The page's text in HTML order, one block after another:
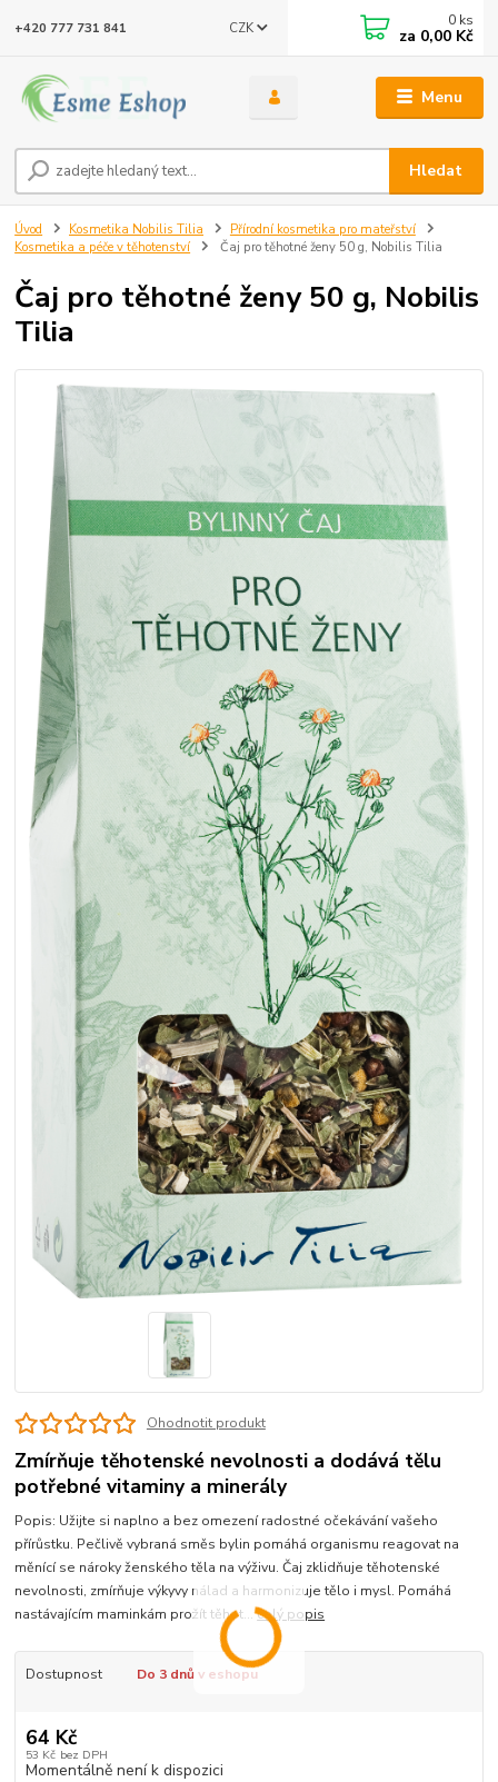
Menu
CZK
Hledat
+420 777 731 841 0 ks
za 0,00 Kč
Úvod Kosmetika Nobilis Tilia
Přírodní kosmetika pro mateřství
Kosmetika a péče v těhotenství
Čaj pro těhotné ženy 50 g, Nobilis Tilia
Čaj pro těhotné ženy 50 g, Nobilis
Tilia
Ohodnotit produkt
Zmírňuje těhotenské nevolnosti a dodává tělu
potřebné vitaminy a minerály
Popis: Užijte si naplno a bez omezení radostné očekávání vašeho
přírůstku. Pečlivě vybraná směs bylin pomáhá organismu reagovat na
měnící se nároky ženského těla na výživu. Čaj zklidňuje těhotenské
nevolnosti, zmírňuje výkyvy nálad a harmonizuje tělo i mysl. Pomáhá
nastávajícím maminkám prožít těhot...celý popis
Dostupnost Do 3 dnů v eshopu
64 Kč
53 Kč bez DPH
Momentálně není k dispozici